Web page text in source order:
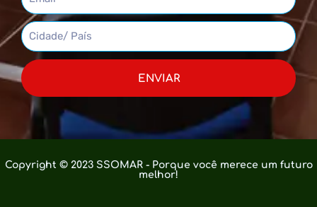
ENVIAR
Copyright © 2023 SSOMAR - Porque você merece um futuro
melhor!